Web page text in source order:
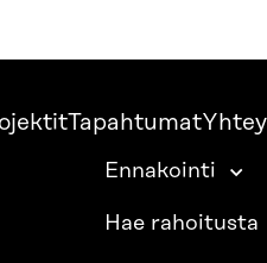
Tapahtumat
Ennakointi
Hae rahoitusta